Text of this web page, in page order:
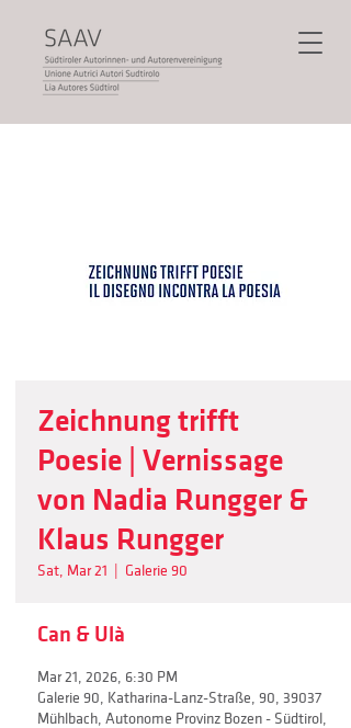
Zeichnung trifft
Poesie | Vernissage
von Nadia Rungger &
Klaus Rungger
Sat, Mar 21 Galerie 90
Can & Ulà
Mar 21, 2026, 6:30 PM
Galerie 90, Katharina-Lanz-Straße, 90, 39037
Mühlbach, Autonome Provinz Bozen - Südtirol,